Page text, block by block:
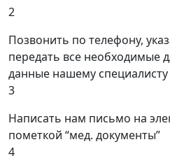
2
Позвонить по телефону,
передать все необходимые
данные нашему специалисту
3
Написать нам письмо на
пометкой “мед. документы”
4